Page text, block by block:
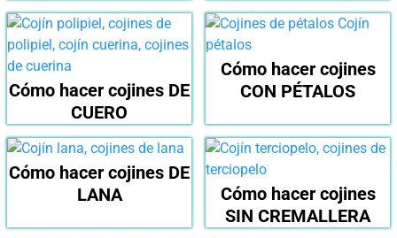
Cómo hacer cojines DE
CUERO
Cómo hacer cojines
CON PÉTALOS
Cómo hacer cojines DE
LANA
Cómo hacer cojines
SIN CREMALLERA